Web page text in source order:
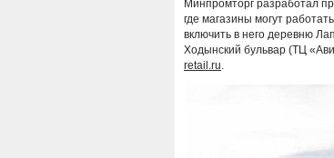
Минпромторг разработал
где магазины могут
включить в него деревню
Ходынский бульвар (ТЦ
retail.ru.